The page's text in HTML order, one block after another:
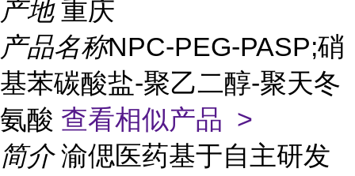
产地 重庆
产品名称NPC-PEG-PASP;硝
基苯碳酸盐-聚乙二醇-聚天冬
氨酸 查看相似产品 >
简介 渝偲医药基于自主研发